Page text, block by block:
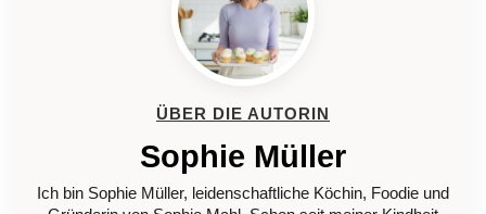
ÜBER DIE AUTORIN
Sophie Müller
Ich bin Sophie Müller, leidenschaftliche Köchin, Foodie und